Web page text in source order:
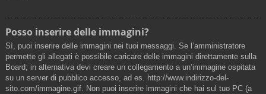
Posso inserire delle immagini?
Sì, puoi inserire delle immagini nei tuoi messaggi. Se l’amministratore
permette gli allegati è possibile caricare delle immagini direttamente sulla
Board; in alternativa devi creare un collegamento a un’immagine ospitata
su un server di pubblico accesso, ad es. http://www.indirizzo-del-
sito.com/immagine.gif. Non puoi inserire immagini che hai sul tuo PC (a